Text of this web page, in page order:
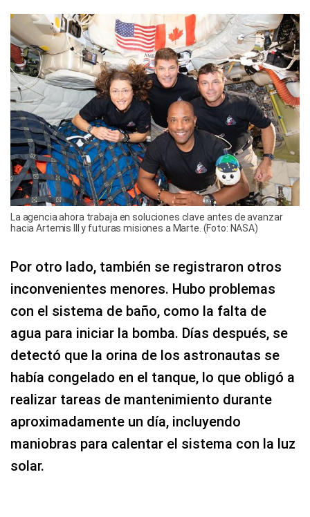
La agencia ahora trabaja en soluciones clave antes de avanzar
hacia Artemis III y futuras misiones a Marte. (Foto: NASA)
Por otro lado, también se registraron otros
inconvenientes menores. Hubo problemas
con el sistema de baño, como la falta de
agua para iniciar la bomba. Días después, se
detectó que la orina de los astronautas se
había congelado en el tanque, lo que obligó a
realizar tareas de mantenimiento durante
aproximadamente un día, incluyendo
maniobras para calentar el sistema con la luz
solar.